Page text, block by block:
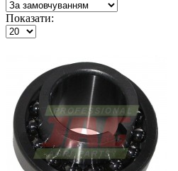
Показати: